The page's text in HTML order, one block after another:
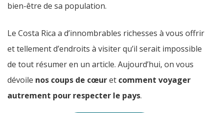
bien-être de sa population.
Le Costa Rica a d’innombrables richesses à vous offrir
et tellement d’endroits à visiter qu’il serait impossible
de tout résumer en un article. Aujourd’hui, on vous
dévoile nos coups de cœuret comment voyager
autrement pour respecter le pays.